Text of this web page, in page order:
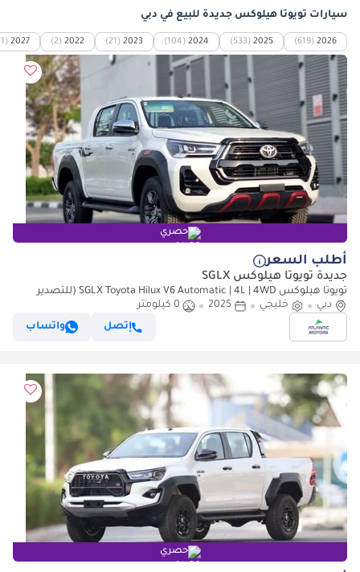
سيارات تويوتا هيلوكس جديدة للبيع في دبي
2026
(619)
2025
(533)
2024
(104)
2023
(21)
2022
(2)
2027
حصري
أطلب السعر
جديدة تويوتا هيلوكس SGLX
تويوتا هيلوكس SGLX Toyota Hilux V6 Automatic | 4L | 4WD (للتصدير
فقط)
دبي خليجي 2025
0 كيلومتر
إتصل
واتساب
حصري